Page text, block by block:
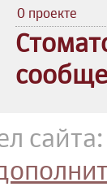
О проекте